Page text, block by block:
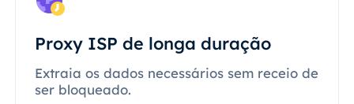
Proxy ISP de longa duração
Extraia os dados necessários sem receio de
ser bloqueado.